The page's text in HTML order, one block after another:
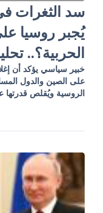
سد الثغرات
يُجبر روسيا
الحربية؟..
خبير سياسي يؤكد أن
على الصين والدول
الروسية ويُقلص